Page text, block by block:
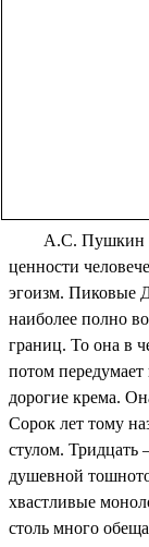
А.С. Пушкин и
ценности
эгоизм. Пиковые
наиболее полно
границ. То она в
потом
дорогие крема.
Сорок лет тому
стулом. Тридцать
душевной
хвастливые
столь много